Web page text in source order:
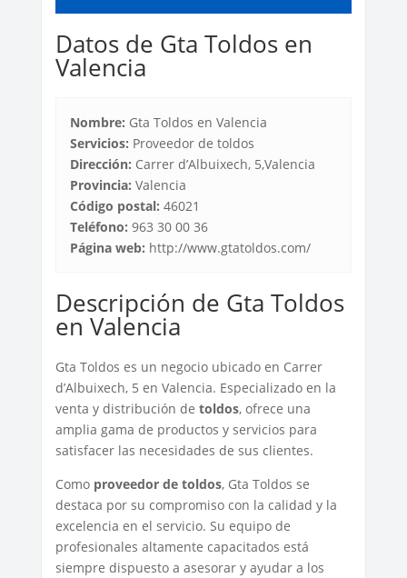
Datos de Gta Toldos en
Valencia
Nombre: Gta Toldos en Valencia
Servicios: Proveedor de toldos
Dirección: Carrer d’Albuixech, 5,Valencia
Provincia: Valencia
Código postal: 46021
Teléfono: 963 30 00 36
Página web: http://www.gtatoldos.com/
Descripción de Gta Toldos
en Valencia
Gta Toldos es un negocio ubicado en Carrer
d’Albuixech, 5 en Valencia. Especializado en la
venta y distribución de toldos, ofrece una
amplia gama de productos y servicios para
satisfacer las necesidades de sus clientes.
Como proveedor de toldos, Gta Toldos se
destaca por su compromiso con la calidad y la
excelencia en el servicio. Su equipo de
profesionales altamente capacitados está
siempre dispuesto a asesorar y ayudar a los